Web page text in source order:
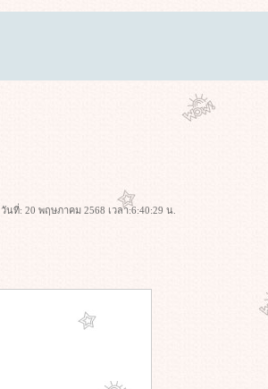
วันที่: 20 พฤษภาคม 2568 เวลา:6:40:29 น.